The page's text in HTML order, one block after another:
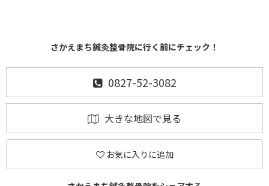
さかえまち鍼灸整骨院に行く前にチェック！
0827-52-3082
大きな地図で見る
お気に入りに追加